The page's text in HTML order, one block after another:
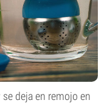
deja en remojo en